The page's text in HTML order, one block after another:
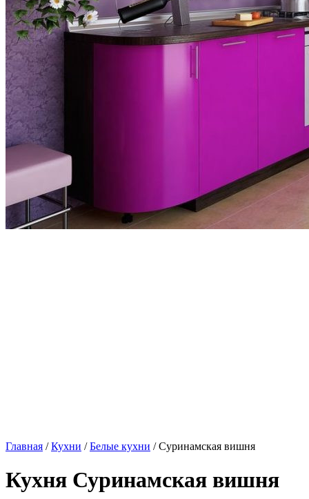
Главная /Кухни /Белые кухни / Суринамская вишня
Кухня Суринамская вишня